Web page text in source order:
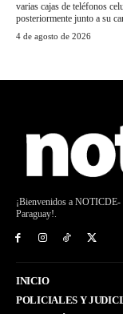
varias cajas de teléfonos
posteriormente junto a su
4 de agosto de 2026
¡Bienvenidos a NOTICDE-
Paraguay!.
INICIO
POLICIALES Y